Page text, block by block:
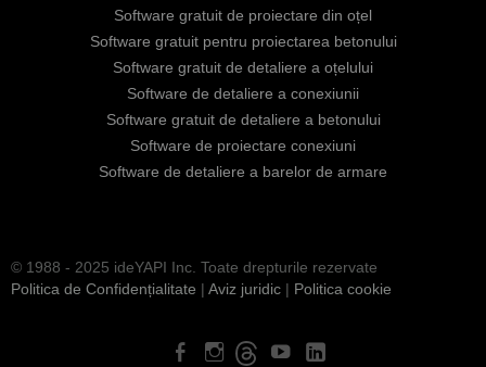
Software gratuit de proiectare din oțel
Software gratuit pentru proiectarea betonului
Software gratuit de detaliere a oțelului
Software de detaliere a conexiunii
Software gratuit de detaliere a betonului
Software de proiectare conexiuni
Software de detaliere a barelor de armare
© 1988 - 2025 ideYAPI Inc. Toate drepturile rezervate
Politica de Confidențialitate | Aviz juridic | Politica cookie